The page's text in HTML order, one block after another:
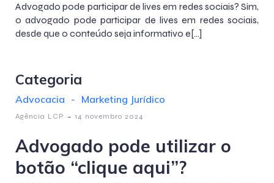
Advogado pode participar de lives em redes sociais? Sim,
o advogado pode participar de lives em redes sociais,
desde que o conteúdo seja informativo e[…]
Categoria
Advocacia - Marketing Jurídico
Agência LCP - 14 novembro 2024
Advogado pode utilizar o
botão “clique aqui”?